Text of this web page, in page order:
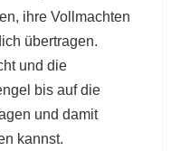
ihre Vollmachten
übertragen.
und die
bis auf die
und damit
kannst.